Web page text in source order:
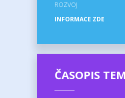
ROZVOJ
INFORMACE ZDE
ČASOPIS